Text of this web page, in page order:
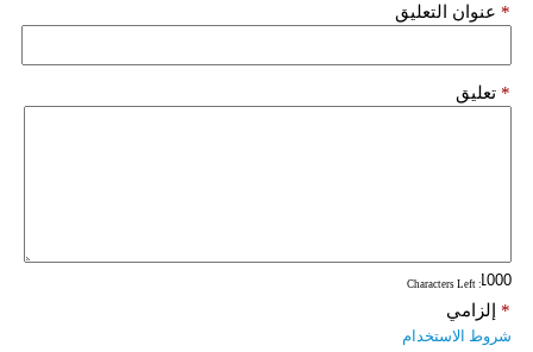
عنوان التعليق *
تعليق *
: Characters Left
إلزامي *
شروط الاستخدام